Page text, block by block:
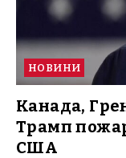
НОВИНИ
Канада,
Трамп
США